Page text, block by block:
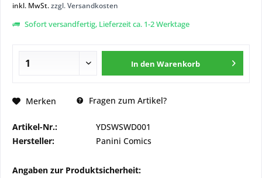
inkl. MwSt.zzgl. Versandkosten
Sofort versandfertig, Lieferzeit ca. 1-2 Werktage
In den Warenkorb
Merken Fragen zum Artikel?
Artikel-Nr.:
YDSWSWD001
Hersteller:
Panini Comics
Angaben zur Produktsicherheit: